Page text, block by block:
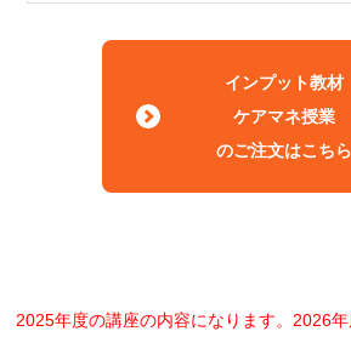
インプット教材
ケアマネ授業
のご注文はこちら
2025年度の講座の内容になります。2026